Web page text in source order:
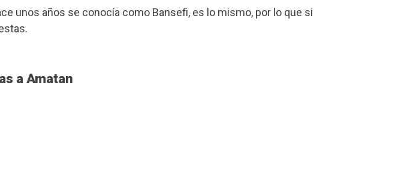
unos años se conocía como Bansefi, es lo mismo, por lo que si
a Amatan